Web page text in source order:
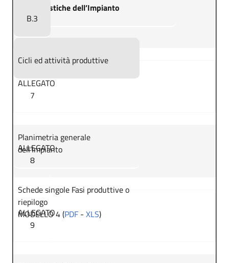
Caratteristiche dell’Impianto
B.3
Cicli ed attività produttive
ALLEGATO
7
Planimetria generale
dell’Impianto
ALLEGATO
8
Schede singole Fasi produttive o
riepilogo
MODELLO 4 (PDF - XLS)
ALLEGATO
9